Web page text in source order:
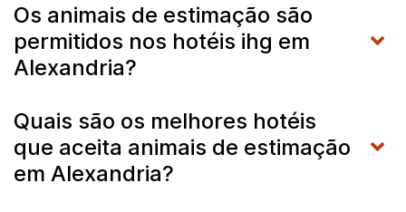
Os animais de estimação são
permitidos nos hotéis ihg em
Alexandria?
Quais são os melhores hotéis
que aceita animais de estimação
em Alexandria?